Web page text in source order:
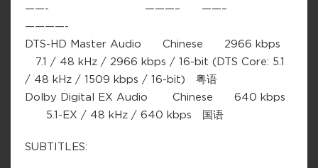
——- ———– ——–
————-
DTS-HD Master Audio Chinese 2966 kbps
7.1 / 48 kHz / 2966 kbps / 16-bit (DTS Core: 5.1
/ 48 kHz / 1509 kbps / 16-bit) 粤语
Dolby Digital EX Audio Chinese 640 kbps
5.1-EX / 48 kHz / 640 kbps 国语
SUBTITLES: